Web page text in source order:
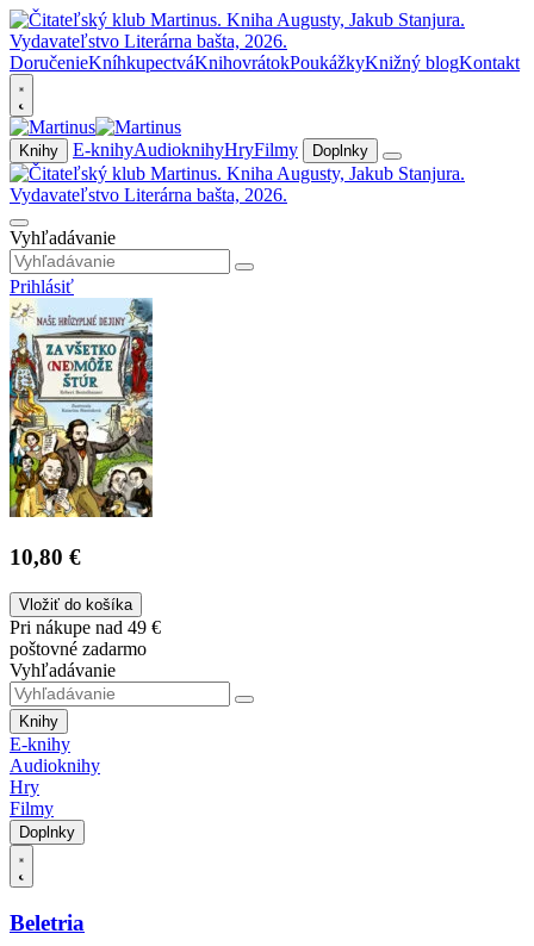
DoručenieKníhkupectváKnihovrátokPoukážkyKnižný blogKontakt
Knihy E-knihyAudioknihyHryFilmy Doplnky
Vyhľadávanie
Prihlásiť
10,80 €
Vložiť do košíka
Pri nákupe nad 49 €
poštovné zadarmo
Vyhľadávanie
Knihy
E-knihy
Audioknihy
Hry
Filmy
Doplnky
Beletria